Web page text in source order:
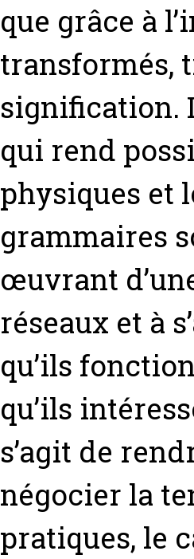
que grâce à
transformés,
signification.
qui rend
physiques et
grammaires
œuvrant
réseaux et à
qu’ils
qu’ils
s’agit de
négocier la
pratiques, le